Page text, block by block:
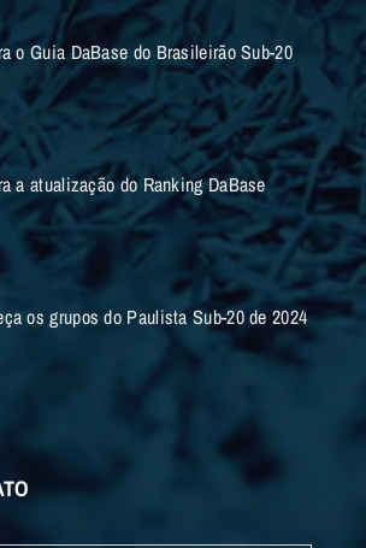
o Guia DaBase do Brasileirão Sub-20
a atualização do Ranking DaBase
os grupos do Paulista Sub-20 de 2024